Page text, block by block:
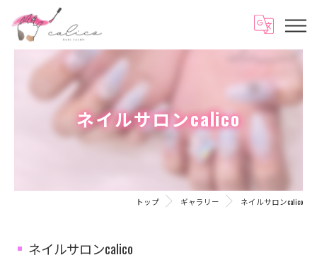
ネイルサロンcalico
トップ ギャラリー ネイルサロンcalico
ネイルサロンcalico